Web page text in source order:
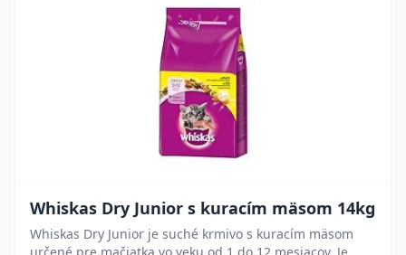
Whiskas Dry Junior s kuracím mäsom 14kg
Whiskas Dry Junior je suché krmivo s kuracím mäsom